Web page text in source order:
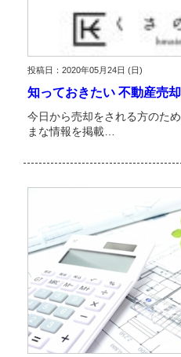
投稿日：2020年05月24日 (日)
知っておきたい 不動産売
今日から売却をされる方のた
まな情報を掲載…